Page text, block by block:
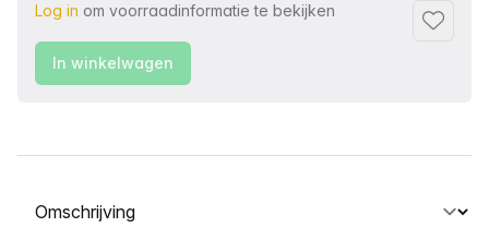
Log in om voorraadinformatie te bekijken
In winkelwagen
Selecteer een tabblad